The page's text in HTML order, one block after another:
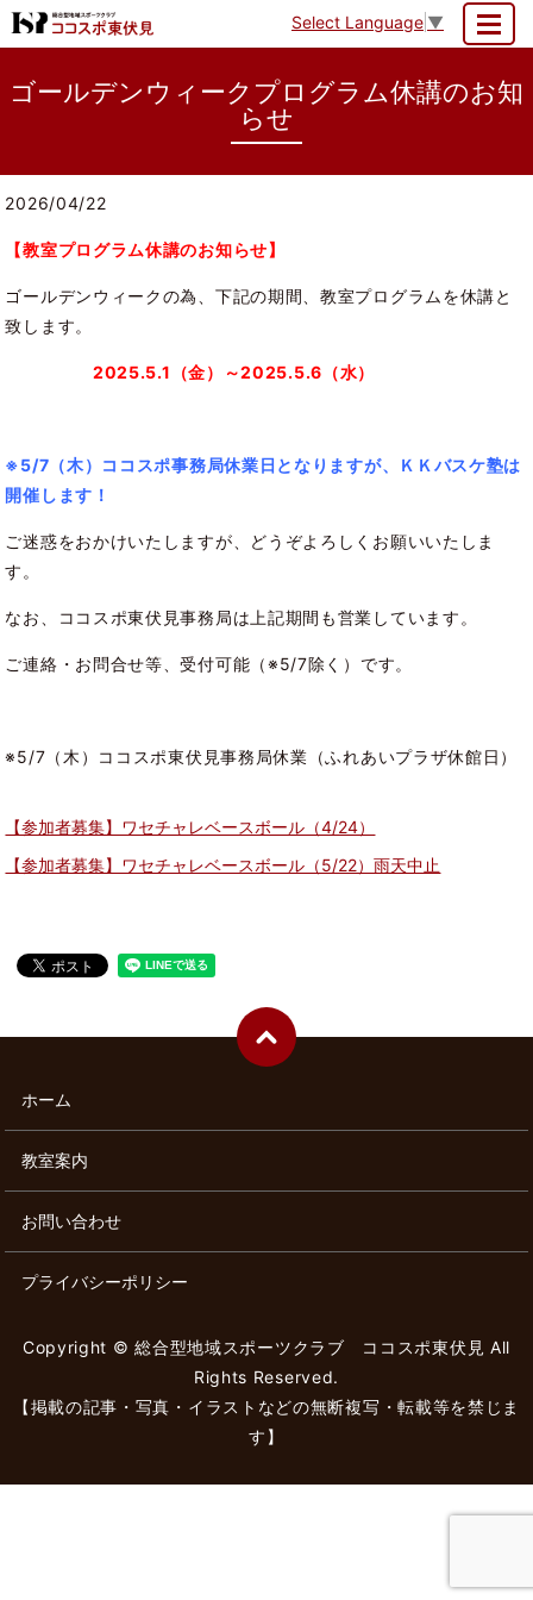
Select Language ▼
ゴールデンウィークプログラム休講のお知
らせ
2026/04/22
【教室プログラム休講のお知らせ】
ゴールデンウィークの為、下記の期間、教室プログラムを休講と
致します。
2025.5.1（金）～2025.5.6（水）
※5/7（木）ココスポ事務局休業日となりますが、ＫＫバスケ塾は
開催します！
ご迷惑をおかけいたしますが、どうぞよろしくお願いいたしま
す。
なお、ココスポ東伏見事務局は上記期間も営業しています。
ご連絡・お問合せ等、受付可能（※5/7除く）です。
※5/7（木）ココスポ東伏見事務局休業（ふれあいプラザ休館日）
【参加者募集】ワセチャレベースボール（4/24）
【参加者募集】ワセチャレベースボール（5/22）雨天中止
ホーム
教室案内
お問い合わせ
プライバシーポリシー
Copyright © 総合型地域スポーツクラブ ココスポ東伏見 All
Rights Reserved.
【掲載の記事・写真・イラストなどの無断複写・転載等を禁じま
す】